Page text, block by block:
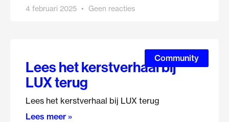
4 februari 2025 Geen reacties
Community
Lees het kerstverhaal bij
LUX terug
Lees het kerstverhaal bij LUX terug
Lees meer »